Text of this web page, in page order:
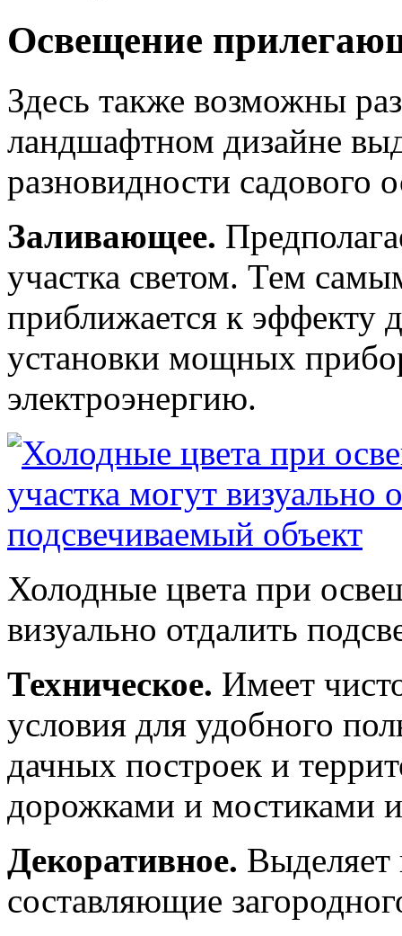
Освещение
Здесь также возможны
ландшафтном дизайне
разновидности садового
Заливающее.
участка светом. Тем
приближается к эффекту
установки мощных
электроэнергию.
Холодные цвета при
визуально отдалить
Техническое. Имеет
условия для удобного
дачных построек и
дорожками и мостиками
Декоративное.
составляющие